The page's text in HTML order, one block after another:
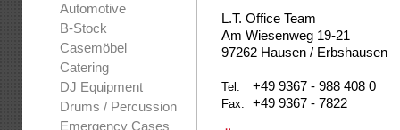
Automotive
B-Stock
Casemöbel
Catering
DJ Equipment
Drums / Percussion
Emergency Cases
L.T. Office Team
Am Wiesenweg 19-21
97262 Hausen / Erbshausen
Tel: +49 9367 - 988 408 0
Fax: +49 9367 - 7822